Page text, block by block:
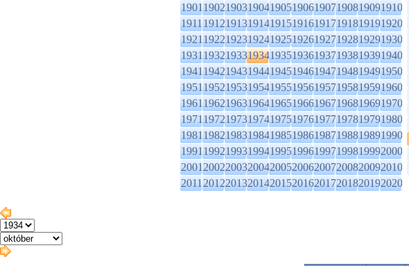
1901190219031904190519061907190819091910
1911191219131914191519161917191819191920
1921192219231924192519261927192819291930
1931193219331934193519361937193819391940
1941194219431944194519461947194819491950
1951195219531954195519561957195819591960
1961196219631964196519661967196819691970
1971197219731974197519761977197819791980
1981198219831984198519861987198819891990
1991199219931994199519961997199819992000
2001200220032004200520062007200820092010
2011201220132014201520162017201820192020